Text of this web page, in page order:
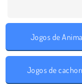
Jogos de
Jogos de